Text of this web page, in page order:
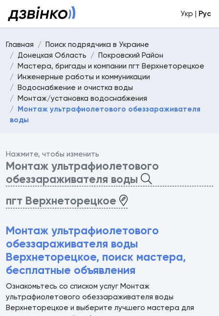
Укр | Рус
Главная
Поиск подрядчика в Украине
Донецкая Область
Покровский Район
Мастера, бригады и компании пгт Верхнеторецкое
Инженерные работы и коммуникации
Водоснабжение и очистка воды
Монтаж/установка водоснабжения
Монтаж ультрафиолетового обеззараживателя
воды
Нажмите, чтобы изменить
Монтаж ультрафиолетового
обеззараживателя воды
пгт Верхнеторецкое
Монтаж ультрафиолетового
обеззараживателя воды
Верхнеторецкое, поиск мастера,
бесплатные объявления
Ознакомьтесь со списком услуг Монтаж
ультрафиолетового обеззараживателя воды
Верхнеторецкое и выберите лучшего мастера для